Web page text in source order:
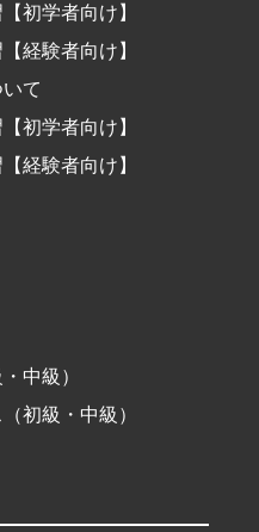
初学者向け】
経験者向け】
て
初学者向け】
経験者向け】
中級）
初級・中級）